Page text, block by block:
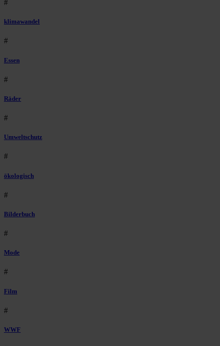
#
klimawandel
#
Essen
#
Räder
#
Umweltschutz
#
ökologisch
#
Bilderbuch
#
Mode
#
Film
#
WWF